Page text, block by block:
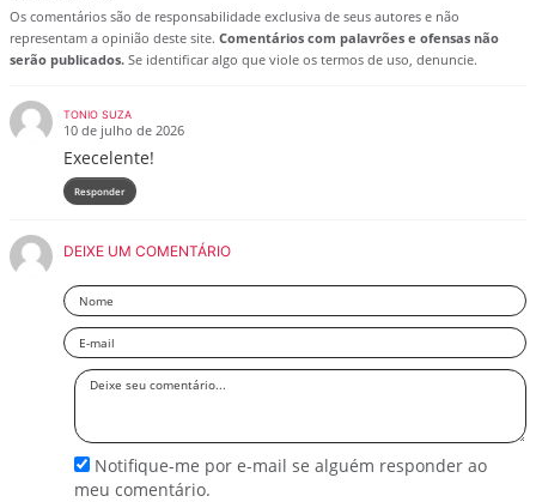
Os comentários são de responsabilidade exclusiva de seus autores e não
representam a opinião deste site. Comentários com palavrões e ofensas não
serão publicados. Se identificar algo que viole os termos de uso, denuncie.
TONIO SUZA
10 de julho de 2026
Execelente!
Responder
DEIXE UM COMENTÁRIO
Nome
Email
Deixe
Notifique-me por e-mail se alguém responder ao
meu comentário.